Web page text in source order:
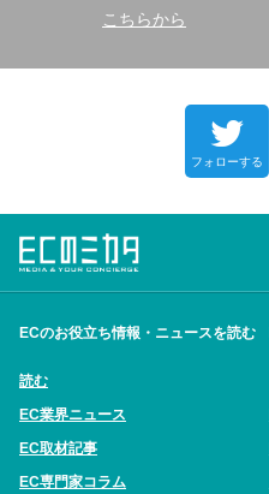
こちらから
フォローする
ECのお役立ち情報・ニュースを読む
読む
EC業界ニュース
EC取材記事
EC専門家コラム